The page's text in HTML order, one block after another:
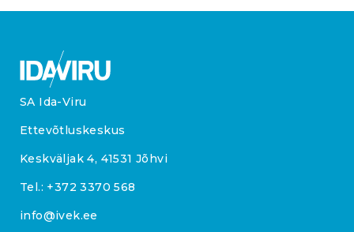
SA Ida-Viru
Ettevõtluskeskus
Keskväljak 4, 41531 Jõhvi
Tel.: +372 3370 568
info@ivek.ee